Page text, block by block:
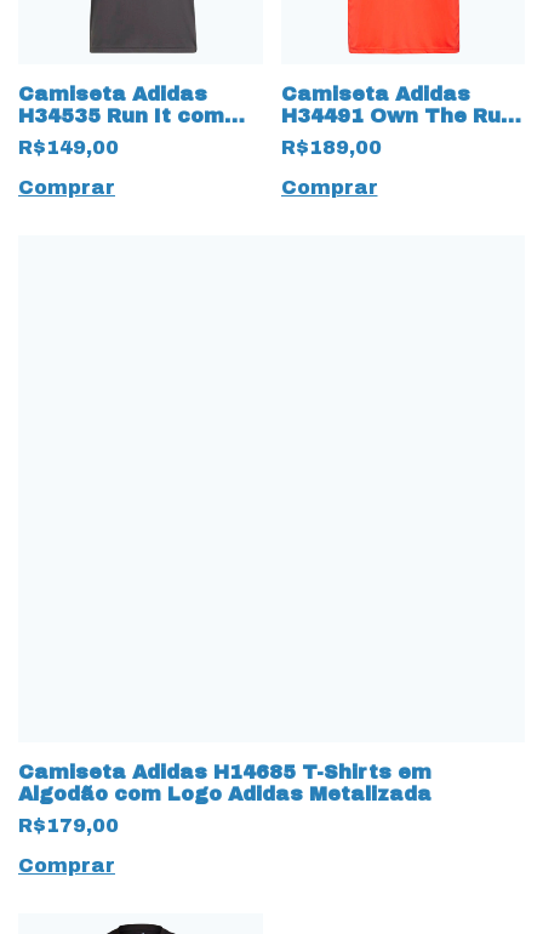
Camiseta Adidas
H34535 Run It com
tecido AeroReady
R$149,00
Comprar
Camiseta Adidas
H34491 Own The Run
em Tecido AeroReady
R$189,00
Comprar
Camiseta Adidas H14685 T-Shirts em
Algodão com Logo Adidas Metalizada
R$179,00
Comprar